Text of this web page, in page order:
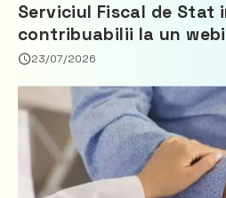
Serviciul Fiscal de Stat
contribuabilii la un
privind calculul
23/07/2026